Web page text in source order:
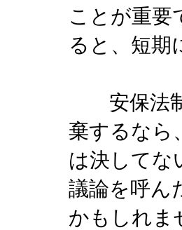
ことが重要
ると、短
安保法制
棄するなら
は決してな
議論を呼ん
かもしれま